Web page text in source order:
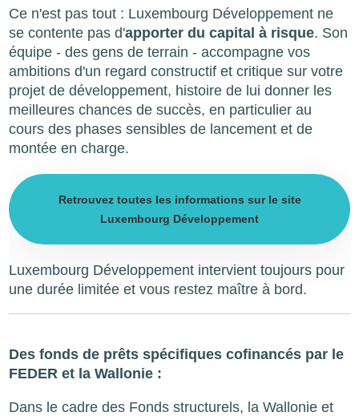
Ce n'est pas tout : Luxembourg Développement ne
se contente pas d'apporter du capital à risque. Son
équipe - des gens de terrain - accompagne vos
ambitions d'un regard constructif et critique sur votre
projet de développement, histoire de lui donner les
meilleures chances de succès, en particulier au
cours des phases sensibles de lancement et de
montée en charge.
Retrouvez toutes les informations sur le site
Luxembourg Développement
Luxembourg Développement intervient toujours pour
une durée limitée et vous restez maître à bord.
Des fonds de prêts spécifiques cofinancés par le
FEDER et la Wallonie :
Dans le cadre des Fonds structurels, la Wallonie et